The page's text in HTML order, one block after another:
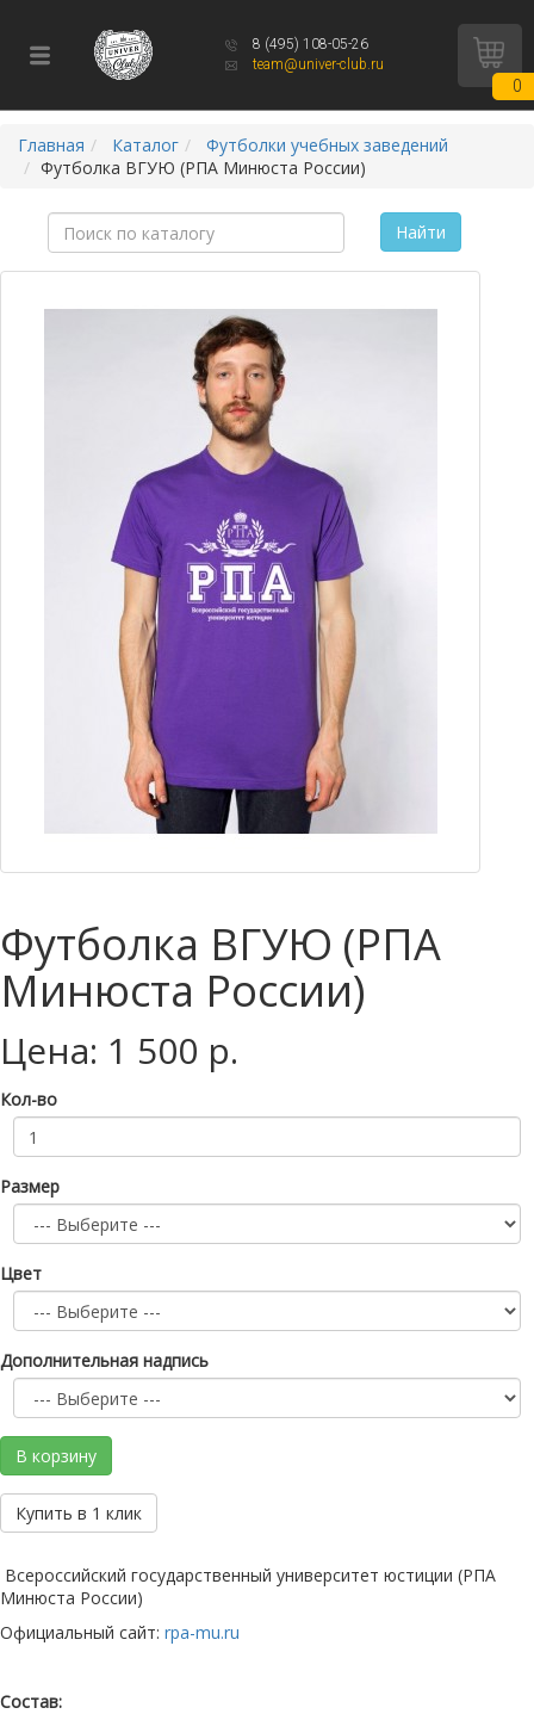
8 (495) 108-05-26
team@univer-club.ru
0
Главная Каталог
Футболки учебных заведений
Футболка ВГУЮ (РПА Минюста России)
Найти
Футболка ВГУЮ (РПА
Минюста России)
Цена: 1 500 р.
Кол-во
Размер
Цвет
Дополнительная надпись
В корзину
Купить в 1 клик
Всероссийский государственный университет юстиции (РПА
Минюста России)
Официальный сайт: rpa-mu.ru
Состав: